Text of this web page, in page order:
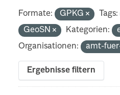
Formate: GPKG Tags:
GeoSN
Kategorien:
Organisationen:
amt-
Ergebnisse filtern